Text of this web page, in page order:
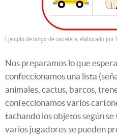
Ejemplo de bingo de carretera, elaborado
Nos preparamos lo que
confeccionamos una lista
animales, cactus, barcos,
confeccionamos varios
tachando los objetos según
varios jugadores se pueden